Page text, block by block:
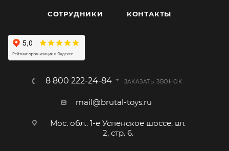
CОТРУДНИКИ КОНТАКТЫ
8 800 222-24-84 ЗАКАЗАТЬ ЗВОНОК
mail@brutal-toys.ru
Мос. обл.. 1-е Успенское шоссе, вл.
2, стр. 6.